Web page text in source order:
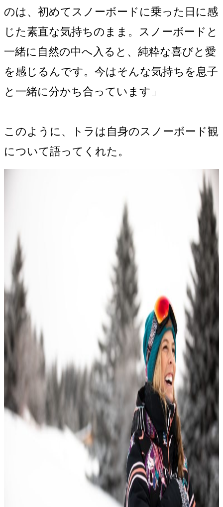
のは、初めてスノーボードに乗った日に感
じた素直な気持ちのまま。スノーボードと
一緒に自然の中へ入ると、純粋な喜びと愛
を感じるんです。今はそんな気持ちを息子
と一緒に分かち合っています」
このように、トラは自身のスノーボード観
について語ってくれた。